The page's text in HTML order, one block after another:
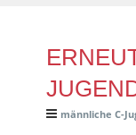
männliche C-